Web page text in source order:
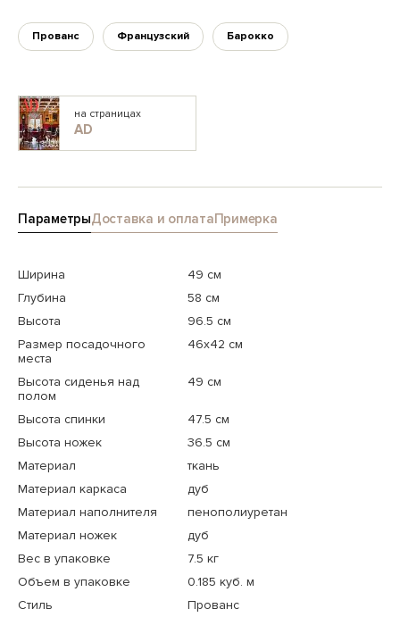
Прованс Французский Барокко
на страницах
AD
ПараметрыДоставка и оплатаПримерка
Ширина
49 см
Глубина
58 см
Высота
96.5 см
Размер посадочного
места
46x42 см
Высота сиденья над
полом
49 см
Высота спинки
47.5 см
Высота ножек
36.5 см
Материал
ткань
Материал каркаса
дуб
Материал наполнителя
пенополиуретан
Материал ножек
дуб
Вес в упаковке
7.5 кг
Объем в упаковке
0.185 куб. м
Стиль
Прованс